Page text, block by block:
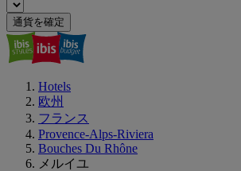
通貨を確定
Hotels
欧州
フランス
Provence-Alps-Riviera
Bouches Du Rhône
メルイユ